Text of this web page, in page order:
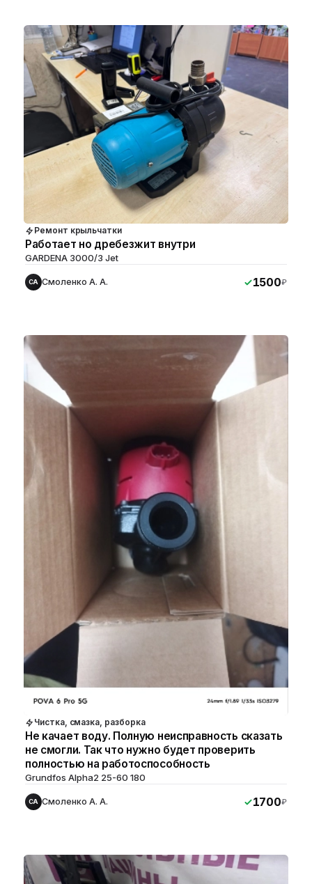
Ремонт крыльчатки
Работает но дребезжит внутри
GARDENA 3000/3 Jet
СА Смоленко А. А. 1500₽
Чистка, смазка, разборка
Не качает воду. Полную неисправность сказать
не смогли. Так что нужно будет проверить
полностью на работоспособность
Grundfos Alpha2 25-60 180
СА Смоленко А. А. 1700₽